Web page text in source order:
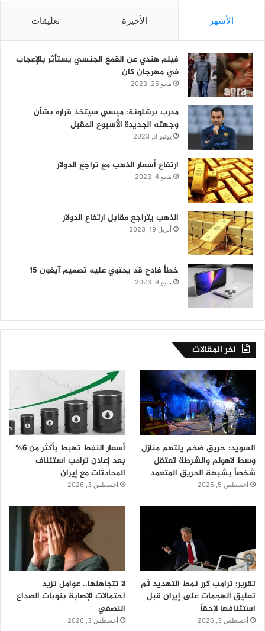
الأشهر الأخيرة تعليقات
فيلم هندي عن القمع الجنسي يستأثر بالإعجاب
في مهرجان كان
مايو 25, 2023
مدرب برشلونة: ميسي سيتخذ قراره بشأن
وجهته الجديدة الأسبوع المقبل
يونيو 3, 2023
ارتفاع أسعار الذهب مع تراجع الدولار
مايو 4, 2023
الذهب يتراجع مقابل ارتفاع الدولار
أبريل 19, 2023
خطأ فادح قد يحتوي عليه تصميم آيفون 15
مايو 9, 2023
اخر المقالات
السويد: حريق ضخم يلتهم منازل
وسط لاهولم والشرطة تعتقل
شخصاً بشبهة الحريق المتعمد
أغسطس 5, 2026
أسعار النفط تهبط بأكثر من 6%
بعد إعلان ترامب استئناف
المحادثات مع إيران
أغسطس 3, 2026
تقرير: ترامب كرر نمط التهديد ثم
تعليق الهجمات على إيران قبل
استئنافها لاحقاً
أغسطس 3, 2026
لا تتجاهلها.. عوامل تزيد
احتمالات الإصابة بنوبات الصداع
النصفي
أغسطس 3, 2026